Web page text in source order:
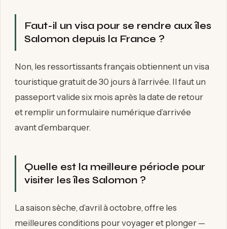
Faut-il un visa pour se rendre aux îles
Salomon depuis la France ?
Non, les ressortissants français obtiennent un visa
touristique gratuit de 30 jours à l’arrivée. Il faut un
passeport valide six mois après la date de retour
et remplir un formulaire numérique d’arrivée
avant d’embarquer.
Quelle est la meilleure période pour
visiter les îles Salomon ?
La saison sèche, d’avril à octobre, offre les
meilleures conditions pour voyager et plonger —